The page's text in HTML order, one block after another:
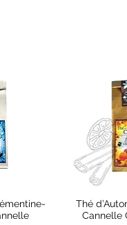
Thé
Cannelle